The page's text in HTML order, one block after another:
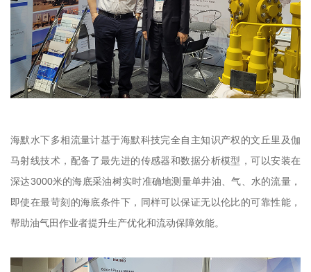
海默水下多相流量计基于海默科技完全自主知识产权的文丘里及伽
马射线技术，配备了最先进的传感器和数据分析模型，可以安装在
深达3000米的海底采油树实时准确地测量单井油、气、水的流量，
即使在最苛刻的海底条件下，同样可以保证无以伦比的可靠性能，
帮助油气田作业者提升生产优化和流动保障效能。